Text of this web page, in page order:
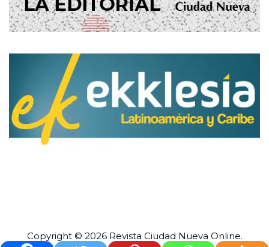
Copyright © 2026 Revista Ciudad Nueva Online.